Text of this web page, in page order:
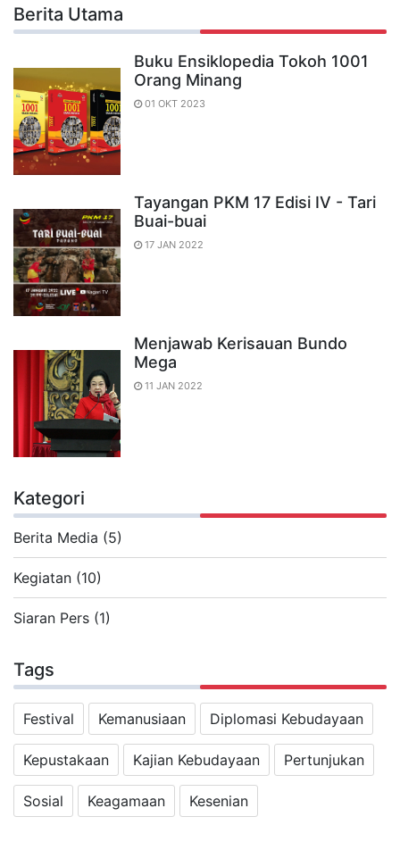
Berita Utama
Buku Ensiklopedia Tokoh 1001
Orang Minang
01 OKT 2023
Tayangan PKM 17 Edisi IV - Tari
Buai-buai
17 JAN 2022
Menjawab Kerisauan Bundo
Mega
11 JAN 2022
Kategori
Berita Media (5)
Kegiatan (10)
Siaran Pers (1)
Tags
Festival Kemanusiaan Diplomasi Kebudayaan
Kepustakaan Kajian Kebudayaan Pertunjukan
Sosial Keagamaan Kesenian